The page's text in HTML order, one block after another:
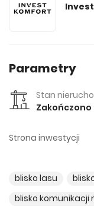
Parametry
Stan
Zakończono
Strona inwestycji
blisko lasu
blisko komunikacji